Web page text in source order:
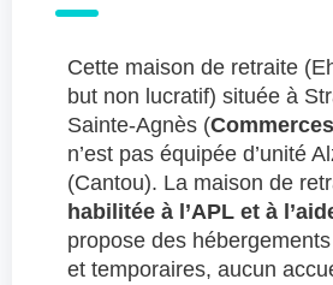
Cette maison de retraite
but non lucratif) située à
Sainte-Agnès (
n’est pas équipée d’unité
(Cantou). La maison de
habilitée à l’APL et à
propose des
et temporaires, aucun